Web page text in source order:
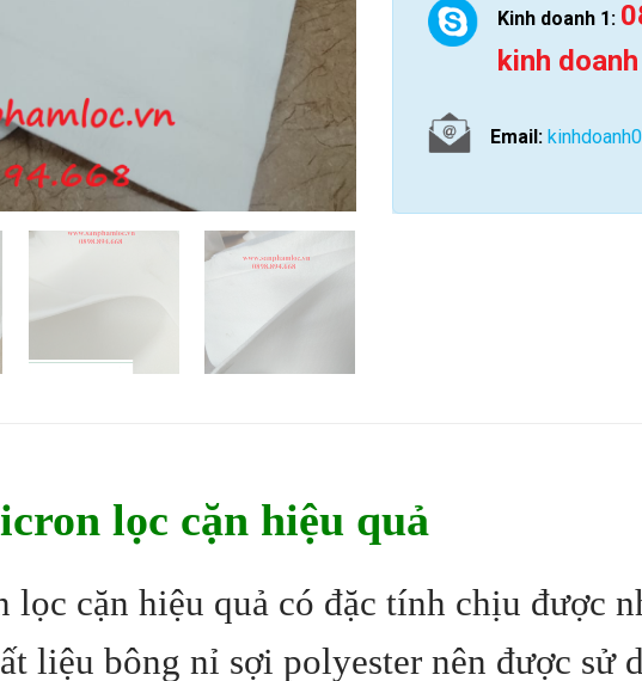
Kinh doanh 1:
kinh
Email:
lọc cặn hiệu quả
lọc cặn hiệu quả có đặc tính chịu được
liệu bông nỉ sợi polyester nên được sử